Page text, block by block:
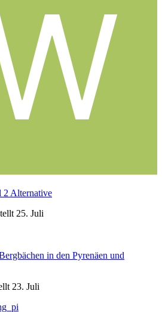
2 Alternative
25. Juli
in den Pyrenäen und
23. Juli